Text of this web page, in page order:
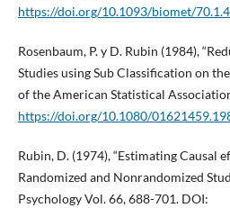
https://doi.org/10.1093/biomet/
Rosenbaum, P. y D. Rubin (1984),
Studies using Sub Classification on
of the American Statistical
https://doi.org/10.1080/
Rubin, D. (1974), “Estimating Causal
Randomized and Nonrandomized
Psychology Vol. 66, 688-701. DOI: